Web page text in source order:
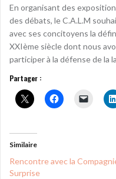
En organisant des
des débats, le C.A.L.M
avec ses concitoyens la
XXIème siècle dont nous
participer à la défense de la
Partager :
Similaire
Rencontre avec la
Surprise